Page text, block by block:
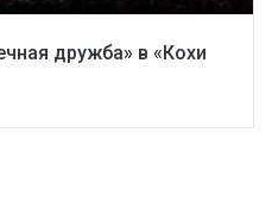
дружба» в «Кохи